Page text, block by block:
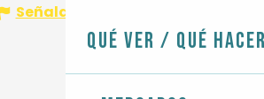
Qué ver / Qué
Señalar un error